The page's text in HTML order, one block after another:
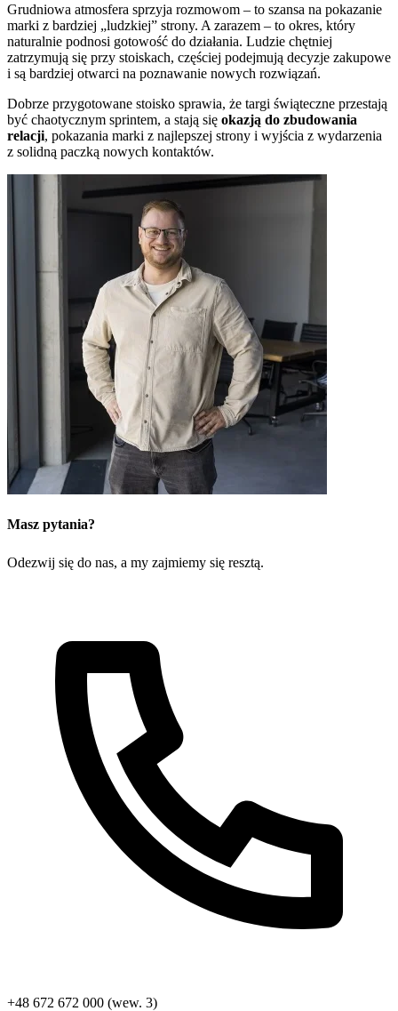
Grudniowa atmosfera sprzyja rozmowom – to szansa na pokazanie
marki z bardziej „ludzkiej” strony. A zarazem – to okres, który
naturalnie podnosi gotowość do działania. Ludzie chętniej
zatrzymują się przy stoiskach, częściej podejmują decyzje zakupowe
i są bardziej otwarci na poznawanie nowych rozwiązań.
Dobrze przygotowane stoisko sprawia, że targi świąteczne przestają
być chaotycznym sprintem, a stają się okazją do zbudowania
relacji, pokazania marki z najlepszej strony i wyjścia z wydarzenia
z solidną paczką nowych kontaktów.
Masz pytania?
Odezwij się do nas, a my zajmiemy się resztą.
+48 672 672 000 (wew. 3)